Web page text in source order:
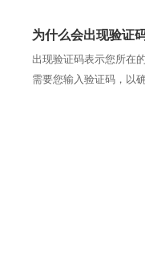
为什么会出现验证
出现验证码表示您所在
需要您输入验证码，以